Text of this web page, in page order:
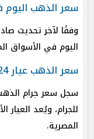
سعر الذهب اليوم في مصر
وفقًا لآخر تحديث
اليوم في الأسواق
سعر الذهب عيار 24 اليوم
للجرام، ويُعد
المصرية.